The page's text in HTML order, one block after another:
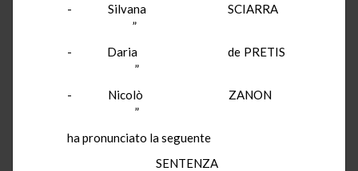
- Silvana SCIARRA
”
- Daria de PRETIS
”
- Nicolò ZANON
”
ha pronunciato la seguente
SENTENZA